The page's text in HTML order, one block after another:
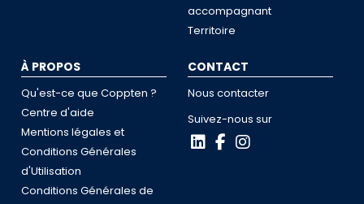
accompagnant
Territoire
À PROPOS
Qu'est-ce que Coppten ?
Centre d'aide
Mentions légales et
Conditions Générales
d'Utilisation
Conditions Générales de
CONTACT
Nous contacter
Suivez-nous sur